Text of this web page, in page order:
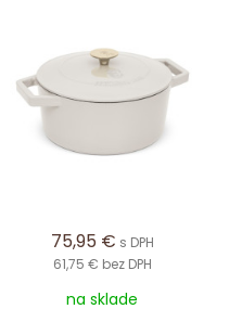
75,95 € s DPH
61,75 € bez DPH
na sklade